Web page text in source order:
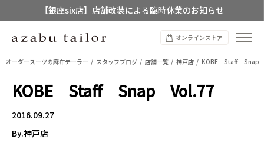
【銀座six店】店舗改装による臨時休業のお知らせ
【店舗限定】レディースオーダースーツ
オンラインストア
オーダースーツの麻布テーラー スタッフブログ 店舗一覧 神戸店 KOBE Staff Snap
KOBE Staff Snap Vol.77
2016.09.27
By.神戸店